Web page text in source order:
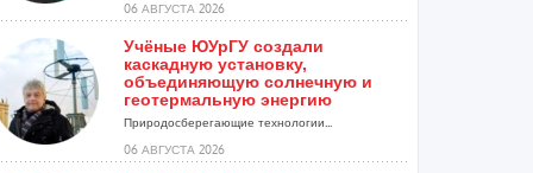
06 АВГУСТА 2026
Учёные ЮУрГУ создали
каскадную установку,
объединяющую солнечную и
геотермальную энергию
Природосберегающие технологии...
06 АВГУСТА 2026